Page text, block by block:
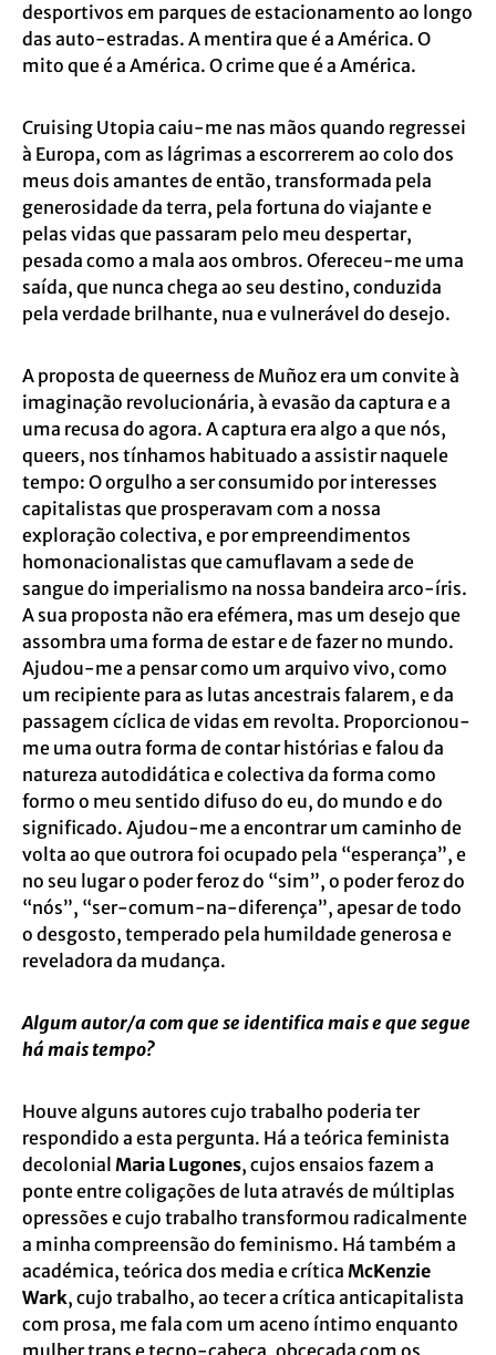
desportivos em parques de estacionamento ao longo
das auto-estradas. A mentira que é a América. O
mito que é a América. O crime que é a América.
Cruising Utopia caiu-me nas mãos quando regressei
à Europa, com as lágrimas a escorrerem ao colo dos
meus dois amantes de então, transformada pela
generosidade da terra, pela fortuna do viajante e
pelas vidas que passaram pelo meu despertar,
pesada como a mala aos ombros. Ofereceu-me uma
saída, que nunca chega ao seu destino, conduzida
pela verdade brilhante, nua e vulnerável do desejo.
A proposta de queerness de Muñoz era um convite à
imaginação revolucionária, à evasão da captura e a
uma recusa do agora. A captura era algo a que nós,
queers, nos tínhamos habituado a assistir naquele
tempo: O orgulho a ser consumido por interesses
capitalistas que prosperavam com a nossa
exploração colectiva, e por empreendimentos
homonacionalistas que camuflavam a sede de
sangue do imperialismo na nossa bandeira arco-íris.
A sua proposta não era efémera, mas um desejo que
assombra uma forma de estar e de fazer no mundo.
Ajudou-me a pensar como um arquivo vivo, como
um recipiente para as lutas ancestrais falarem, e da
passagem cíclica de vidas em revolta. Proporcionou-
me uma outra forma de contar histórias e falou da
natureza autodidática e colectiva da forma como
formo o meu sentido difuso do eu, do mundo e do
significado. Ajudou-me a encontrar um caminho de
volta ao que outrora foi ocupado pela “esperança”, e
no seu lugar o poder feroz do “sim”, o poder feroz do
“nós”, “ser-comum-na-diferença”, apesar de todo
o desgosto, temperado pela humildade generosa e
reveladora da mudança.
Algum autor/a com que se identifica mais e que segue
há mais tempo?
Houve alguns autores cujo trabalho poderia ter
respondido a esta pergunta. Há a teórica feminista
decolonial Maria Lugones, cujos ensaios fazem a
ponte entre coligações de luta através de múltiplas
opressões e cujo trabalho transformou radicalmente
a minha compreensão do feminismo. Há também a
académica, teórica dos media e crítica McKenzie
Wark, cujo trabalho, ao tecer a crítica anticapitalista
com prosa, me fala com um aceno íntimo enquanto
mulher trans e tecno-cabeça, obcecada com os